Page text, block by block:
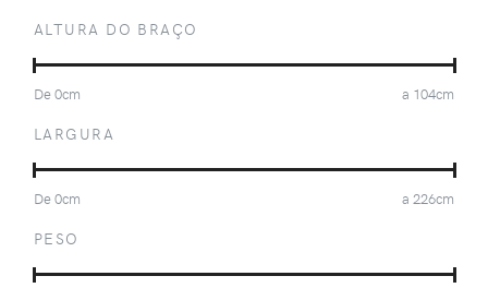
ALTURA DO BRAÇO
De0cm a 104cm
LARGURA
De0cm a 226cm
PESO